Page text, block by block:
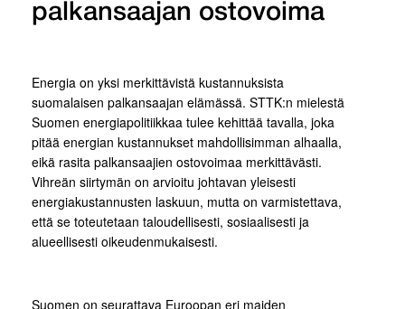
palkansaajan ostovoima
Energia on yksi merkittävistä kustannuksista
suomalaisen palkansaajan elämässä. STTK:n mielestä
Suomen energiapolitiikkaa tulee kehittää tavalla, joka
pitää energian kustannukset mahdollisimman alhaalla,
eikä rasita palkansaajien ostovoimaa merkittävästi.
Vihreän siirtymän on arvioitu johtavan yleisesti
energiakustannusten laskuun, mutta on varmistettava,
että se toteutetaan taloudellisesti, sosiaalisesti ja
alueellisesti oikeudenmukaisesti.
Suomen on seurattava Euroopan eri maiden